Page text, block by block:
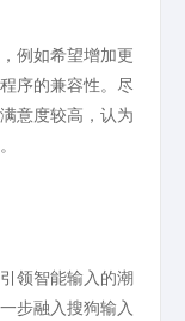
例如希望增加更
序的兼容性。尽
意度较高，认为
领智能输入的潮
步融入搜狗输入